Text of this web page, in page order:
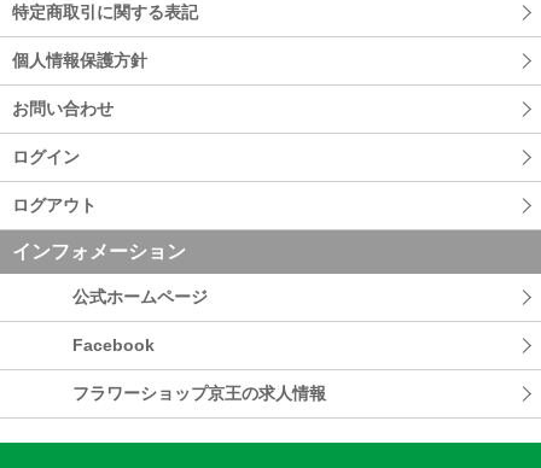
特定商取引に関する表記
個人情報保護方針
お問い合わせ
ログイン
ログアウト
インフォメーション
公式ホームページ
Facebook
フラワーショップ京王の求人情報